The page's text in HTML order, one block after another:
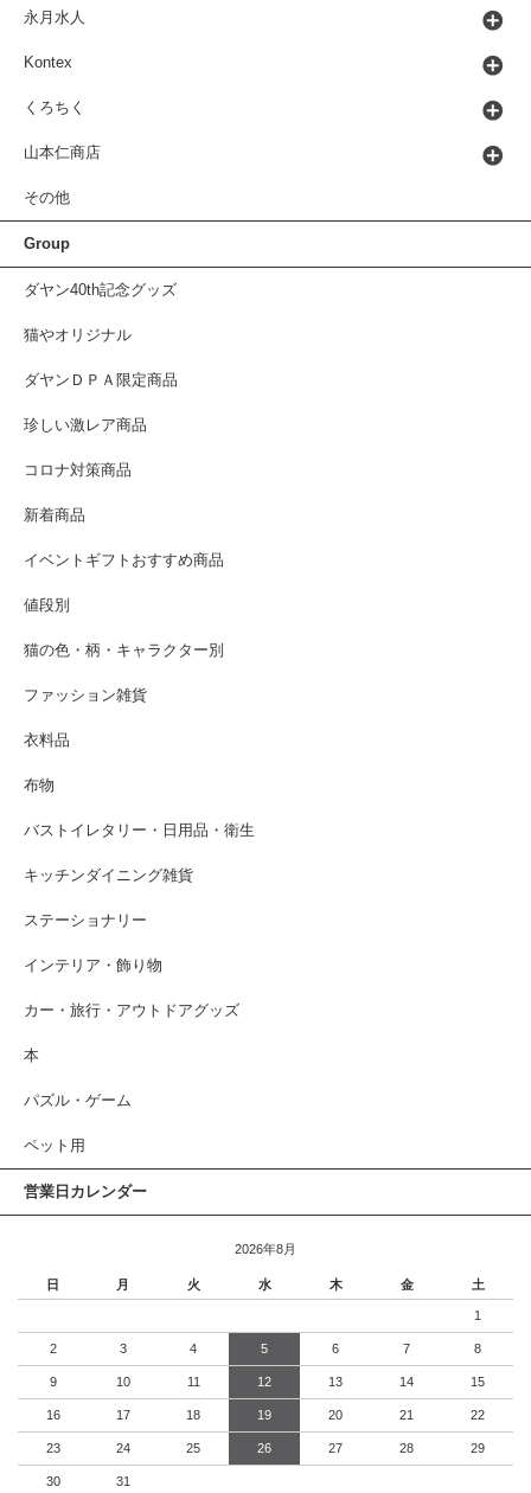
永月水人
Kontex
くろちく
山本仁商店
その他
Group
ダヤン40th記念グッズ
猫やオリジナル
ダヤンＤＰＡ限定商品
珍しい激レア商品
コロナ対策商品
新着商品
イベントギフトおすすめ商品
値段別
猫の色・柄・キャラクター別
ファッション雑貨
衣料品
布物
バストイレタリー・日用品・衛生
キッチンダイニング雑貨
ステーショナリー
インテリア・飾り物
カー・旅行・アウトドアグッズ
本
パズル・ゲーム
ペット用
営業日カレンダー
2026年8月
日 月 火 水 木 金 土
1
2 3 4 5 6 7 8
9 10 11 12 13 14 15
16 17 18 19 20 21 22
23 24 25 26 27 28 29
30 31